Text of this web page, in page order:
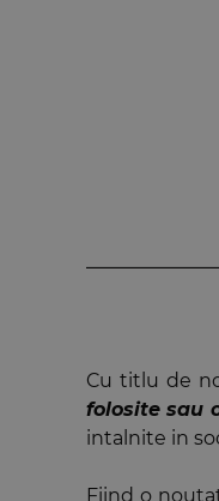
Cu titlu de
folosite sau
intalnite in
Fiind o